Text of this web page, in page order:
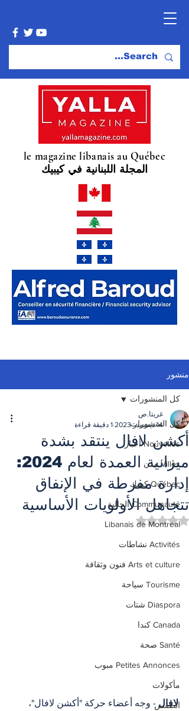
le magazine libanais au Québec
المجلة اللبنانية في كيبيك
منشور
كل المنشورات
Nouvelles أخبار
Villes مدن
Québec كيبيك
Communauté الجالية
Libanais de Montreal
Activités نشاطات
Arts et culture فنون وثقافة
Tourisme سياحة
Diaspora شتات
Canada كندا
Santé صحة
Petites Annonces مبوب
مأكولات
الطقس
كل المنشورات
أكشن لافال ينتقد بشدة
ميزانية العمدة لعام 2024:
إدارة مفرطة في الإنفاق
تتجاهل الأولويات الأساسية
غريتا.ص
14 ديسمبر 2023
1 دقيقة قراءة
تم التقييم بـ ليس رقمًا من أصل 5 نجوم.
لافال - وجه أعضاء حركة "أكشن لافال"،